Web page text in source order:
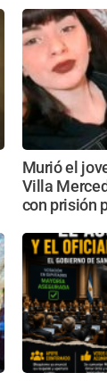
Murió el
Villa
con prisión